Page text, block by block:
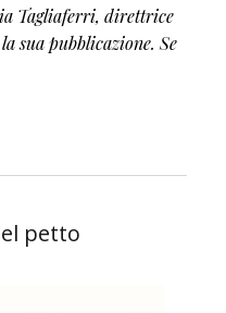
Tagliaferri, direttrice
sua pubblicazione. Se
petto